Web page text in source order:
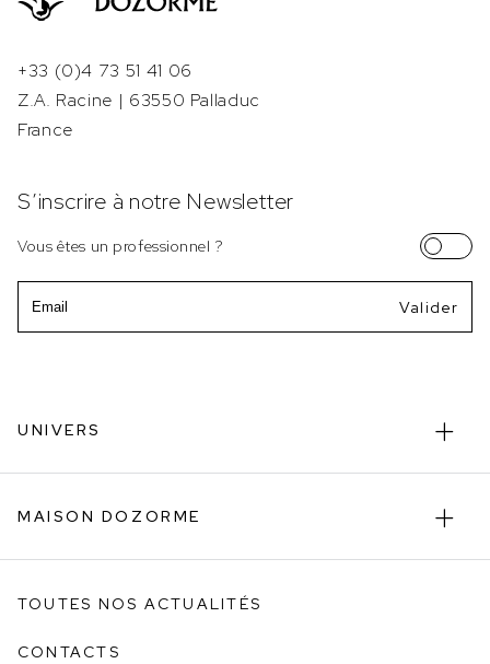
+33 (0)4 73 51 41 06
Z.A. Racine | 63550 Palladuc
France
S’inscrire à notre Newsletter
Vous êtes un professionnel ?
UNIVERS
MAISON DOZORME
TOUTES NOS ACTUALITÉS
CONTACTS